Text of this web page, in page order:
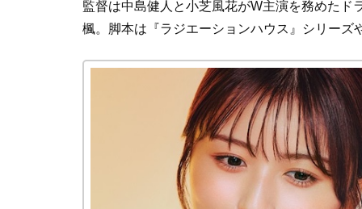
監督は中島健人と小芝風花がW主演を務めた
楓。脚本は『ラジエーションハウス』シリー